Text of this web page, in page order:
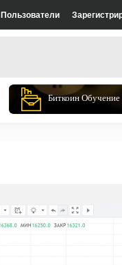
Пользователи
Биткоин Обучение